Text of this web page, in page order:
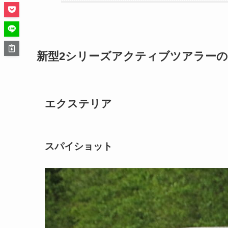
新型2シリーズアクティブツアラー
エクステリア
スパイショット